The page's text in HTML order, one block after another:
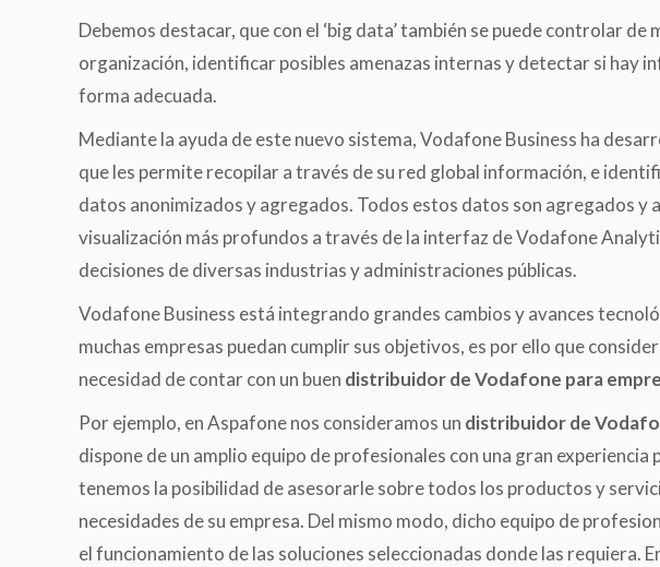
Debemos destacar, que con el ‘big data’ también se puede controlar
organización, identificar posibles amenazas internas y detectar si hay
forma adecuada.
Mediante la ayuda de este nuevo sistema, Vodafone Business ha
que les permite recopilar a través de su red global información, e
datos anonimizados y agregados. Todos estos datos son agregados y
visualización más profundos a través de la interfaz de Vodafone
decisiones de diversas industrias y administraciones públicas.
Vodafone Business está integrando grandes cambios y avances
muchas empresas puedan cumplir sus objetivos, es por ello que
necesidad de contar con un buen distribuidor de Vodafone para
Por ejemplo, en Aspafone nos consideramos un distribuidor de
dispone de un amplio equipo de profesionales con una gran
tenemos la posibilidad de asesorarle sobre todos los productos y
necesidades de su empresa. Del mismo modo, dicho equipo de
el funcionamiento de las soluciones seleccionadas donde las requiera.